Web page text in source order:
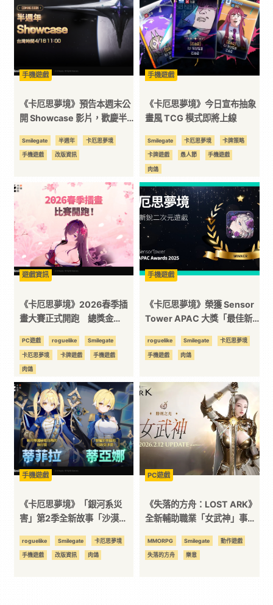
平
手機遊戲
《卡厄思夢境》預告本週末公
開 Showcase 影片，歡慶半
Smilegate 半週年 卡厄思夢境
手機遊戲 改版資訊
手機遊戲
《卡厄思夢境》今日宣布抽象
畫風 TCG 模式即將上線
Smilegate 卡厄思夢境 卡牌策略
卡牌遊戲 愚人節 手機遊戲
肉鴿
遊戲資訊
《卡厄思夢境》2026春季插
畫大賽正式開跑 總獎金
盛舉
PC遊戲 roguelike Smilegate
卡厄思夢境 卡牌遊戲 手機遊戲
肉鴿
手機遊戲
《卡厄思夢境》榮獲 Sensor
Tower APAC 大獎「最佳新
roguelike Smilegate 卡厄思夢境
手機遊戲 肉鴿
手機遊戲
《卡厄思夢境》「銀河系災
害」第2季全新故事「沙漠王
roguelike Smilegate 卡厄思夢境
手機遊戲 改版資訊 肉鴿
PC遊戲
《失落的方舟：LOST ARK》
全新輔助職業「女武神」事前
MMORPG Smilegate 動作遊戲
失落的方舟 樂意